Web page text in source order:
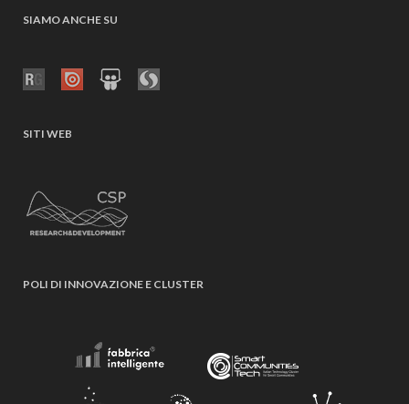
SIAMO ANCHE SU
SITI WEB
POLI DI INNOVAZIONE E CLUSTER